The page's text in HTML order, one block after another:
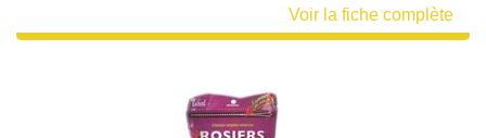
Voir la fiche complète